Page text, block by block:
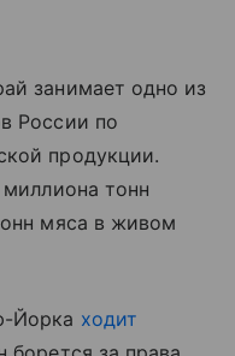
занимает одно из
России по
продукции.
тонн
мяса в живом
Йорка ходит